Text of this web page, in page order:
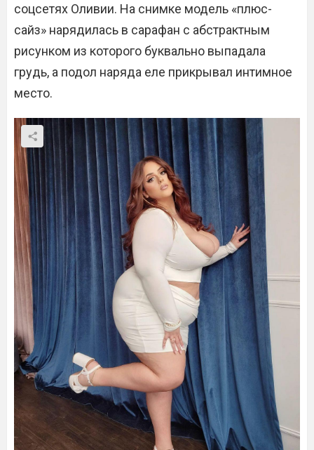
соцсетях Оливии. На снимке модель «плюс-
сайз» нарядилась в сарафан с абстрактным
рисунком из которого буквально выпадала
грудь, а подол наряда еле прикрывал интимное
место.